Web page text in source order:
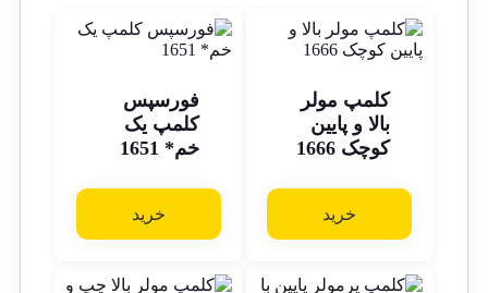
کلمپ مولر
بالا و پایین
کوچک 1666
خرید
فورسپس
کلمپ یک
خم* 1651
خرید